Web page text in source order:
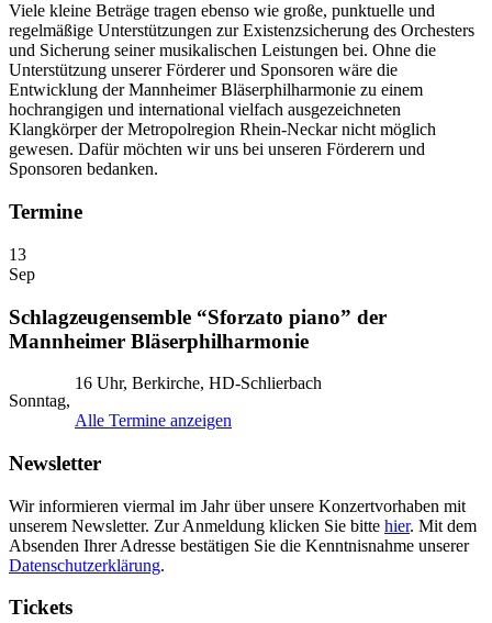
Viele kleine Beträge tragen ebenso wie große, punktuelle und
regelmäßige Unterstützungen zur Existenzsicherung des Orchesters
und Sicherung seiner musikalischen Leistungen bei. Ohne die
Unterstützung unserer Förderer und Sponsoren wäre die
Entwicklung der Mannheimer Bläserphilharmonie zu einem
hochrangigen und international vielfach ausgezeichneten
Klangkörper der Metropolregion Rhein-Neckar nicht möglich
gewesen. Dafür möchten wir uns bei unseren Förderern und
Sponsoren bedanken.
Termine
13
Sep
Schlagzeugensemble “Sforzato piano” der
Mannheimer Bläserphilharmonie
Sonntag,
16 Uhr, Berkirche, HD-Schlierbach
Alle Termine anzeigen
Newsletter
Wir informieren viermal im Jahr über unsere Konzertvorhaben mit
unserem Newsletter. Zur Anmeldung klicken Sie bitte hier. Mit dem
Absenden Ihrer Adresse bestätigen Sie die Kenntnisnahme unserer
Datenschutzerklärung.
Tickets